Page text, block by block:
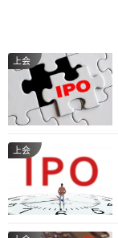
产品及其关键零部
主要产品：公
车及共享单车等；
证监会行业分
设备制造业
控股股东及实
上会
上会